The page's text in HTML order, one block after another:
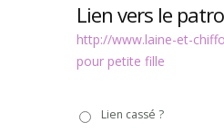
Lien vers le
http://www.laine-et-
pour petite fille
casséLien cassé ?